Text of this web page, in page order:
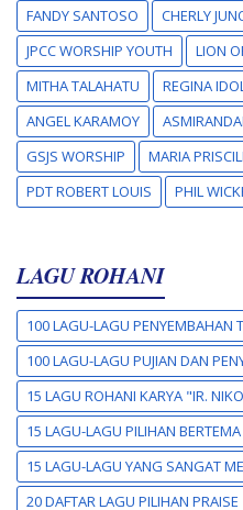
FANDY SANTOSO
CHERLY
JPCC WORSHIP YOUTH
LION
MITHA TALAHATU
REGINA
ANGEL KARAMOY
GSJS WORSHIP
MARIA
PDT ROBERT LOUIS
PHIL
LAGU ROHANI
100 LAGU-LAGU PENYEMBAHAN
100 LAGU-LAGU PUJIAN DAN
15 LAGU ROHANI KARYA "IR.
15 LAGU-LAGU PILIHAN
15 LAGU-LAGU YANG SANGAT
20 DAFTAR LAGU PILIHAN PRAISE